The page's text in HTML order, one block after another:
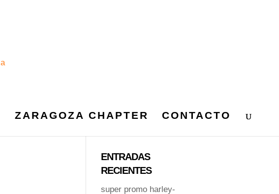
ZARAGOZA CHAPTER CONTACTO
ENTRADAS
RECIENTES
super promo harley-